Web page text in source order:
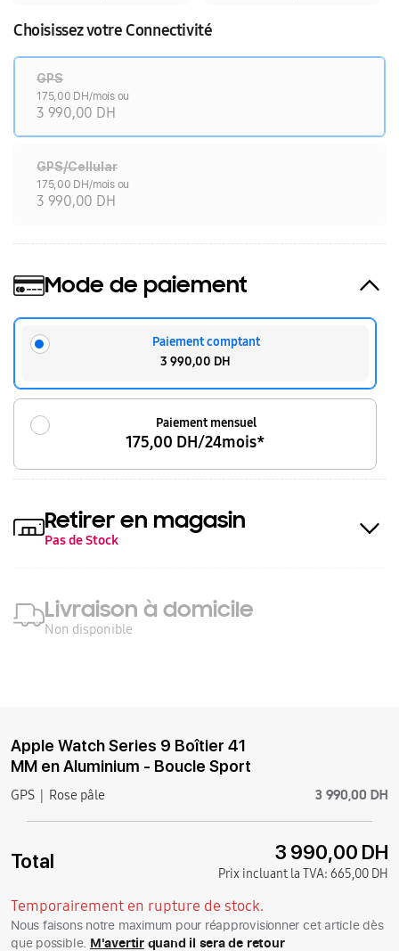
Choisissez votre Connectivité
GPS
175,00 DH/mois ou
3 990,00 DH
GPS/Cellular
175,00 DH/mois ou
3 990,00 DH
Mode de paiement
Paiement comptant
3 990,00 DH
Paiement mensuel
175,00 DH/24mois*
Retirer en magasin
Pas de Stock
Livraison à domicile
Non disponible
Apple Watch Series 9 Boîtier 41
MM en Aluminium - Boucle Sport
GPS Rose pâle 3 990,00 DH
Total 3 990,00 DH
Prix incluant la TVA: 665,00 DH
Temporairement en rupture de stock.
Nous faisons notre maximum pour réapprovisionner cet article dès
que possible. M'avertirquand il sera de retour